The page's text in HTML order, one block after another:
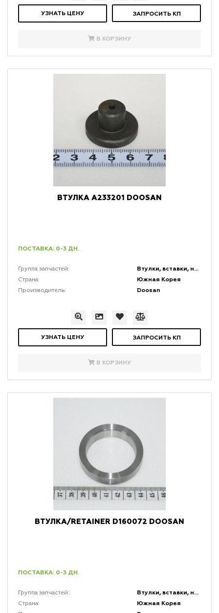
УЗНАТЬ ЦЕНУ ЗАПРОСИТЬ КП
В КОРЗИНУ
ВТУЛКА A233201 DOOSAN
ПОСТАВКА: 0-3 ДН.
Группа запчастей: Втулки, вставки, накладки и заглушки
Страна: Южная Корея
Производитель: Doosan
УЗНАТЬ ЦЕНУ ЗАПРОСИТЬ КП
В КОРЗИНУ
ВТУЛКА/RETAINER D160072 DOOSAN
ПОСТАВКА: 0-3 ДН.
Группа запчастей: Втулки, вставки, накладки и заглушки
Страна: Южная Корея